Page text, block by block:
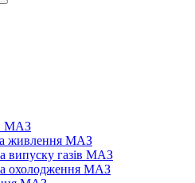
МАЗ
живлення МАЗ
випуску газів МАЗ
охолодження МАЗ